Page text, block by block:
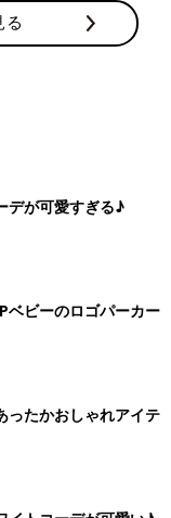
デが可愛すぎる♪
ベビーのロゴパーカー
ったかおしゃれアイテ